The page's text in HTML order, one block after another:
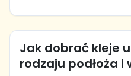
Jak dobrać kleje
rodzaju podłoża